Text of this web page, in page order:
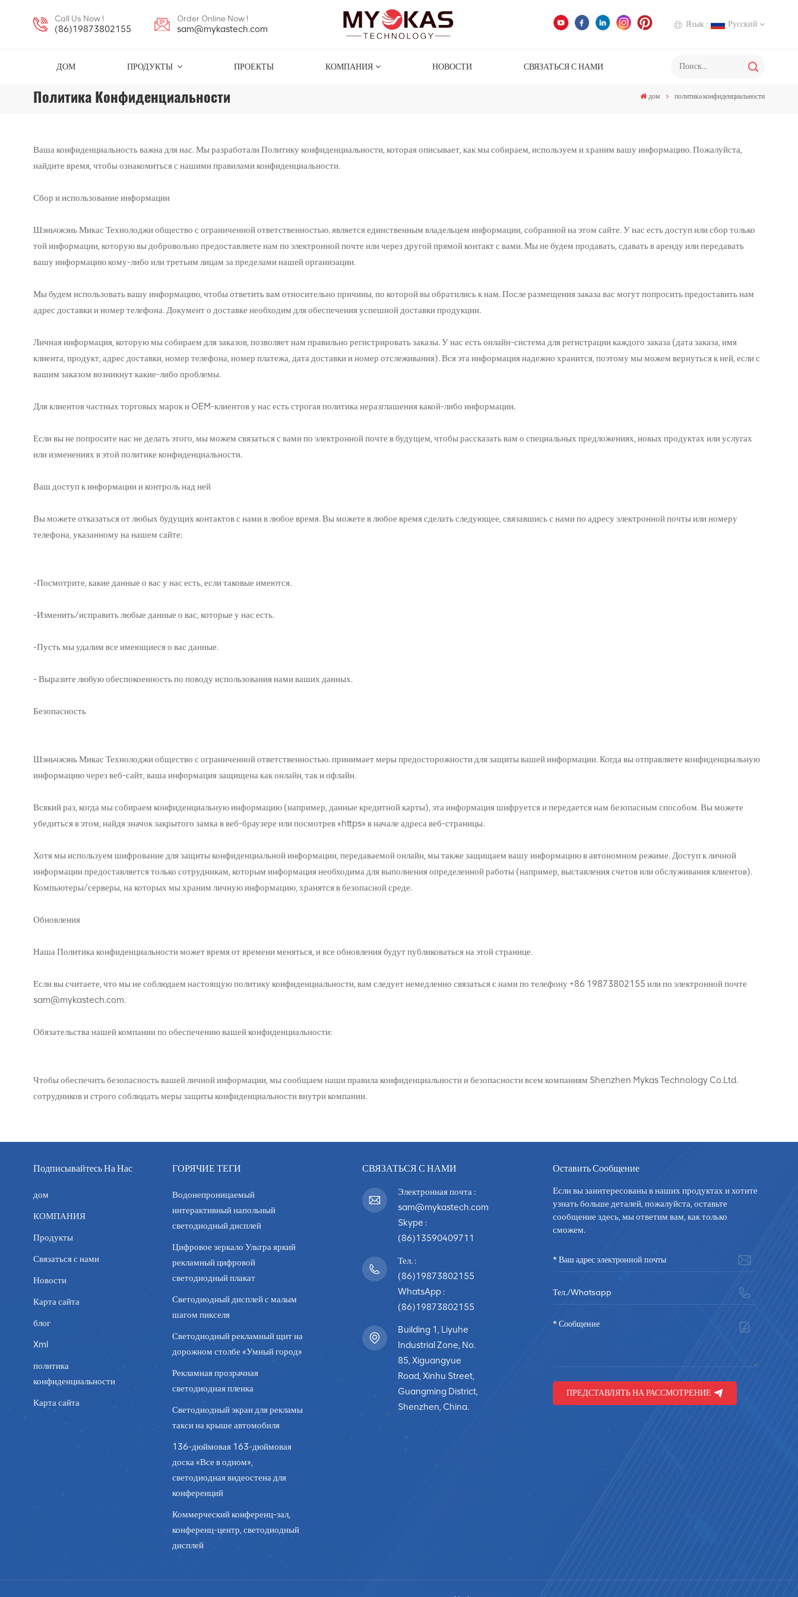
Call Us Now !
(86)19873802155
Order Online Now !
sam@mykastech.com Язык : Русский
Deutsch
Русский
ДОМ ПРОДУКТЫ ПРОЕКТЫ КОМПАНИЯ НОВОСТИ СВЯЗАТЬСЯ С НАМИ
Политика Конфиденциальности дом политика конфиденциальности
Ваша конфиденциальность важна для нас. Мы разработали Политику конфиденциальности, которая описывает, как мы собираем, используем и храним вашу информацию. Пожалуйста,
найдите время, чтобы ознакомиться с нашими правилами конфиденциальности.
Сбор и использование информации
Шэньчжэнь Микас Технолоджи общество с ограниченной ответственностью. является единственным владельцем информации, собранной на этом сайте. У нас есть доступ или сбор только
той информации, которую вы добровольно предоставляете нам по электронной почте или через другой прямой контакт с вами. Мы не будем продавать, сдавать в аренду или передавать
вашу информацию кому-либо или третьим лицам за пределами нашей организации.
Мы будем использовать вашу информацию, чтобы ответить вам относительно причины, по которой вы обратились к нам. После размещения заказа вас могут попросить предоставить нам
адрес доставки и номер телефона. Документ о доставке необходим для обеспечения успешной доставки продукции.
Личная информация, которую мы собираем для заказов, позволяет нам правильно регистрировать заказы. У нас есть онлайн-система для регистрации каждого заказа (дата заказа, имя
клиента, продукт, адрес доставки, номер телефона, номер платежа, дата доставки и номер отслеживания). Вся эта информация надежно хранится, поэтому мы можем вернуться к ней, если с
вашим заказом возникнут какие-либо проблемы.
Для клиентов частных торговых марок и OEM-клиентов у нас есть строгая политика неразглашения какой-либо информации.
Если вы не попросите нас не делать этого, мы можем связаться с вами по электронной почте в будущем, чтобы рассказать вам о специальных предложениях, новых продуктах или услугах
или изменениях в этой политике конфиденциальности.
Ваш доступ к информации и контроль над ней
Вы можете отказаться от любых будущих контактов с нами в любое время. Вы можете в любое время сделать следующее, связавшись с нами по адресу электронной почты или номеру
телефона, указанному на нашем сайте:
-Посмотрите, какие данные о вас у нас есть, если таковые имеются.
-Изменить/исправить любые данные о вас, которые у нас есть.
-Пусть мы удалим все имеющиеся о вас данные.
- Выразите любую обеспокоенность по поводу использования нами ваших данных.
Безопасность
Шэньчжэнь Микас Технолоджи общество с ограниченной ответственностью. принимает меры предосторожности для защиты вашей информации. Когда вы отправляете конфиденциальную
информацию через веб-сайт, ваша информация защищена как онлайн, так и офлайн.
Всякий раз, когда мы собираем конфиденциальную информацию (например, данные кредитной карты), эта информация шифруется и передается нам безопасным способом. Вы можете
убедиться в этом, найдя значок закрытого замка в веб-браузере или посмотрев «https» в начале адреса веб-страницы.
Хотя мы используем шифрование для защиты конфиденциальной информации, передаваемой онлайн, мы также защищаем вашу информацию в автономном режиме. Доступ к личной
информации предоставляется только сотрудникам, которым информация необходима для выполнения определенной работы (например, выставления счетов или обслуживания клиентов).
Компьютеры/серверы, на которых мы храним личную информацию, хранятся в безопасной среде.
Обновления
Наша Политика конфиденциальности может время от времени меняться, и все обновления будут публиковаться на этой странице.
Если вы считаете, что мы не соблюдаем настоящую политику конфиденциальности, вам следует немедленно связаться с нами по телефону +86 19873802155 или по электронной почте
sam@mykastech.com.
Обязательства нашей компании по обеспечению вашей конфиденциальности:
Чтобы обеспечить безопасность вашей личной информации, мы сообщаем наши правила конфиденциальности и безопасности всем компаниям Shenzhen Mykas Technology Co.Ltd.
сотрудников и строго соблюдать меры защиты конфиденциальности внутри компании.
Подписывайтесь На Нас
дом
КОМПАНИЯ
Продукты
Связаться с нами
Новости
Карта сайта
блог
Xml
политика
конфиденциальности
Карта сайта
ГОРЯЧИЕ ТЕГИ
Водонепроницаемый
интерактивный напольный
светодиодный дисплей
Цифровое зеркало Ультра яркий
рекламный цифровой
светодиодный плакат
Светодиодный дисплей с малым
шагом пикселя
Светодиодный рекламный щит на
дорожном столбе «Умный город»
Рекламная прозрачная
светодиодная пленка
Светодиодный экран для рекламы
такси на крыше автомобиля
136-дюймовая 163-дюймовая
доска «Все в одном»,
светодиодная видеостена для
конференций
Коммерческий конференц-зал,
конференц-центр, светодиодный
дисплей
СВЯЗАТЬСЯ С НАМИ
Электронная почта :
sam@mykastech.com
Skype :
(86)13590409711
Тел. :
(86)19873802155
WhatsApp :
(86)19873802155
Building 1, Liyuhe
Industrial Zone, No.
85, Xiguangyue
Road, Xinhu Street,
Guangming District,
Shenzhen, China.
Оставить Сообщение
Если вы заинтересованы в наших продуктах и хотите
узнать больше деталей, пожалуйста, оставьте
сообщение здесь, мы ответим вам, как только
сможем.
ПРЕДСТАВЛЯТЬ НА РАССМОТРЕНИЕ